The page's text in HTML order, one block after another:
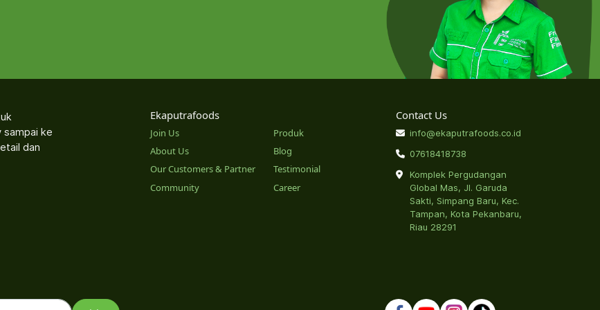
sampai ke
dan
Ekaputrafoods
Join Us
About Us
Our Customers & Partner
Community
Produk
Blog
Testimonial
Career
Contact Us
info@ekaputrafoods.co.id
07618418738
Komplek Pergudangan
Global Mas, Jl. Garuda
Sakti, Simpang Baru, Kec.
Tampan, Kota Pekanbaru,
Riau 28291